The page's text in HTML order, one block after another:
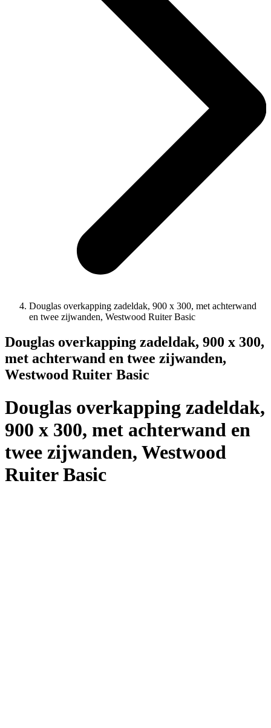
Douglas overkapping zadeldak, 900 x 300, met achterwand
en twee zijwanden, Westwood Ruiter Basic
Douglas overkapping zadeldak, 900 x 300,
met achterwand en twee zijwanden,
Westwood Ruiter Basic
Douglas overkapping zadeldak,
900 x 300, met achterwand en
twee zijwanden, Westwood
Ruiter Basic